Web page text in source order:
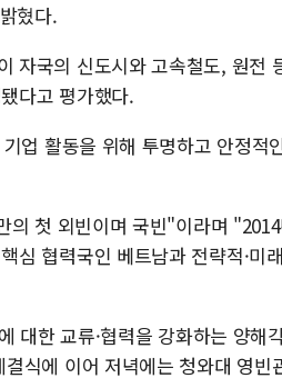
혔다.
자국의 신도시와 고속철도, 원전
다고 평가했다.
업 활동을 위해 투명하고 안정적
첫 외빈이며 국빈"이라며
심 협력국인 베트남과 전략적·미
대한 교류·협력을 강화하는 양해
식에 이어 저녁에는 청와대 영빈